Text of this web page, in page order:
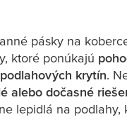
pásky na
ktoré ponúkajú
krytín.
alebo dočasné
lepidlá na podlahy,